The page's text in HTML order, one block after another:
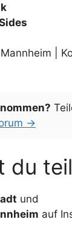
|
→
du teil
und
auf